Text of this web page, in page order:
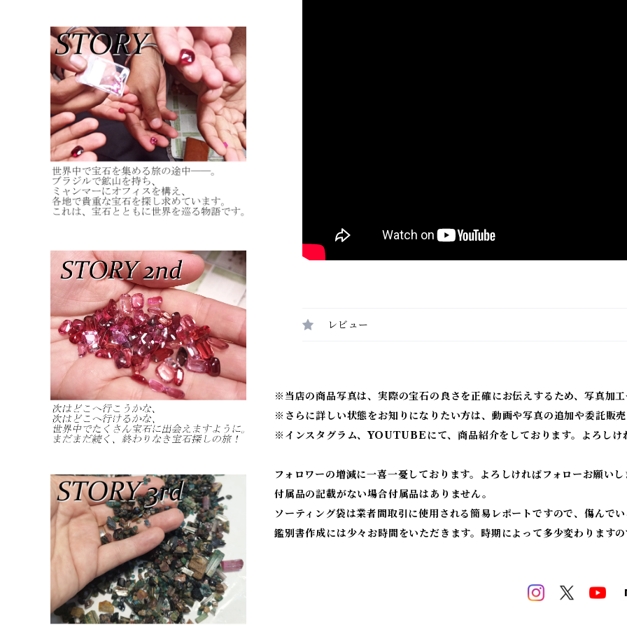
レビュー
※当店の商品写真は、実際の宝石の良さを正確にお伝えするため、写真加
※ さらに詳しい状態をお知りになりたい方は、動画や写真の追加や委託販
※ インスタグラム、YOUTUBEにて、商品紹介をしております。よろしけ
フォロワーの増減に一喜一憂しております。よろしければフォローお願い
付属品の記載がない場合付属品はありません。
ソーティング袋は業者間取引に使用される簡易レポートですので、傷んで
鑑別書作成には少々お時間をいただきます。時期によって多少変わります